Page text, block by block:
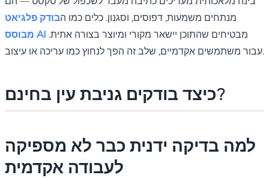
מנתחים משמעות, דפוסים, וסגנון. כלים כמו הבודק פלגיאט
מבוסס AI
עבור משתמשים אקדמיים, שלב זה הפך לנחוץ כמו עריכה או עיצוב.
כיצד בודקים גניבת עין בחינם ?
למה בדיקה ידנית כבר לא מספיקה
לעבודה אקדמית